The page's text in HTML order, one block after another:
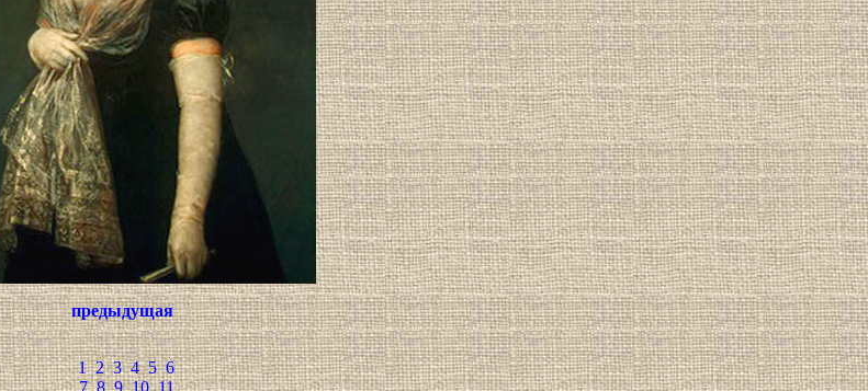
предыдущая
1 2 3 4 5 6
7 8 9 10 11